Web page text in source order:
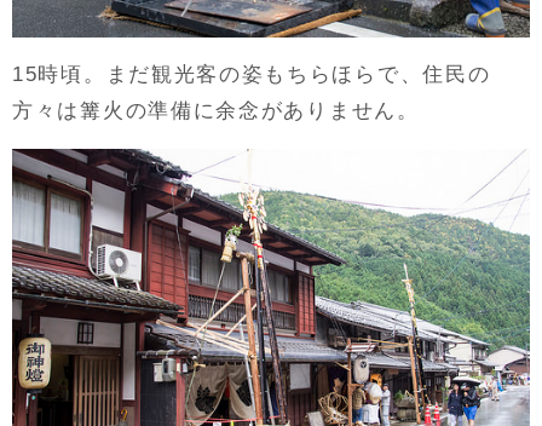
15時頃。まだ観光客の姿もちらほらで、住民の
方々は篝火の準備に余念がありません。